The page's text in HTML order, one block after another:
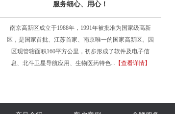
服务细心、用心！
南京高新区成立于1988年，1991年被批准为国家级高新
区，是国家首批、江苏首家、南京唯一的国家高新区。园
区现管辖面积160平方公里，初步形成了软件及电子信
息、北斗卫星导航应用、生物医药特色... 【查看详情】